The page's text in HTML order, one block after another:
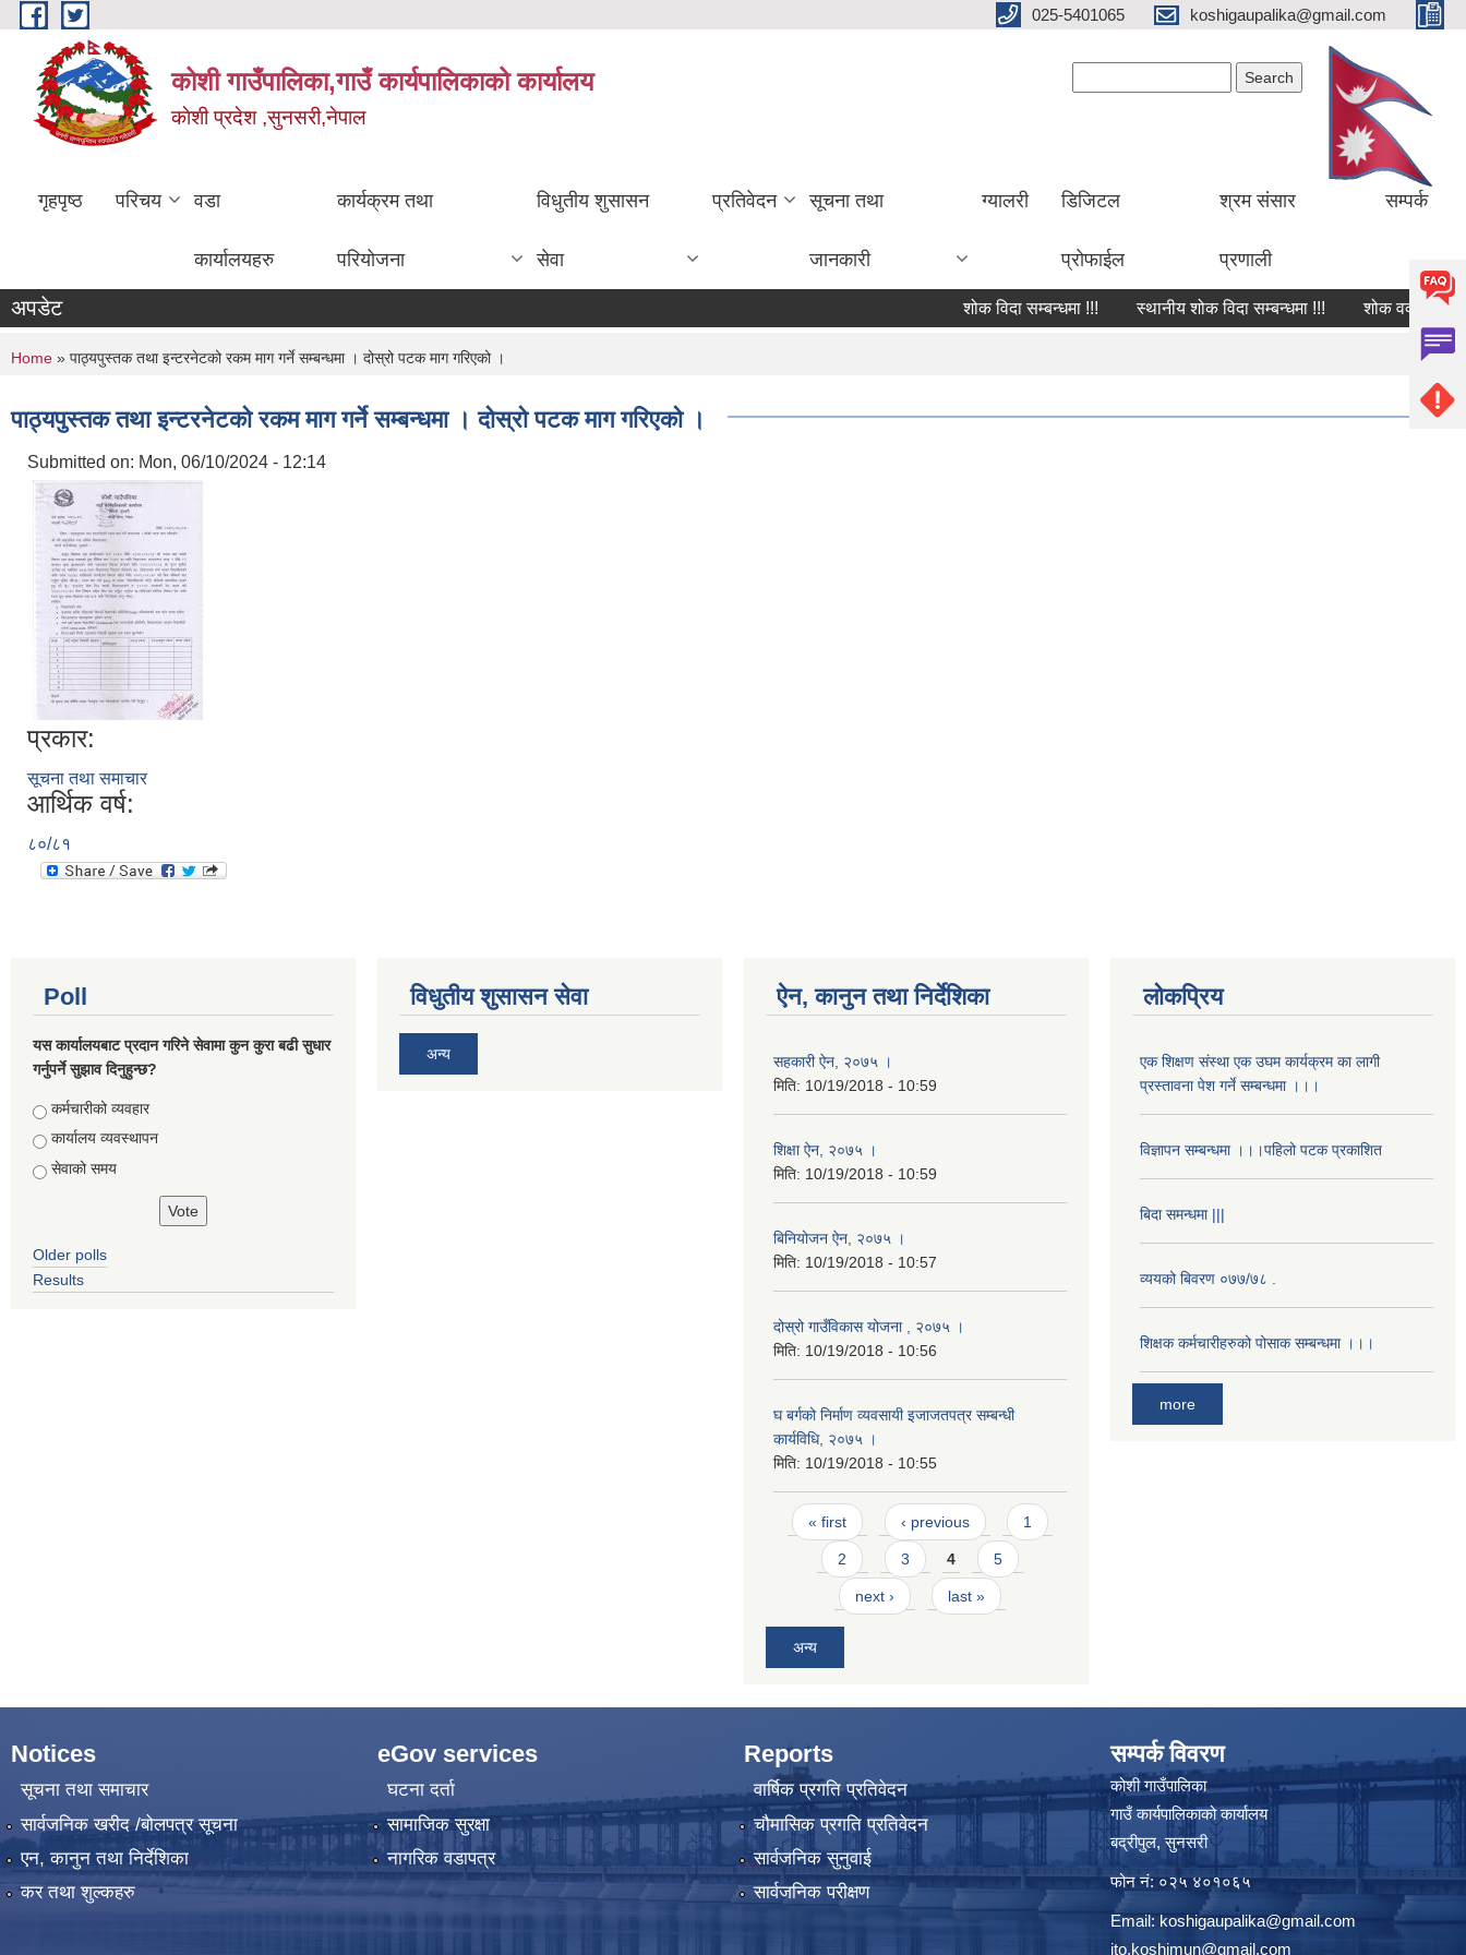
Skip to main content 025-5401065 koshigaupalika@gmail.com
कोशी गाउँपालिका,गाउँ कार्यपालिकाको कार्यालय
काेशी प्रदेश ,सुनसरी,नेपाल
गृहपृष्ठ परिचय वडा
कार्यालयहरु
कार्यक्रम तथा
परियोजना
विधुतीय शुसासन
सेवा
प्रतिवेदन सूचना तथा
जानकारी
ग्यालरी डिजिटल
प्रोफाईल
श्रम संसार
प्रणाली
सम्पर्क
अपडेट शोक विदा सम्बन्धमा !!! स्थानीय शोक विदा सम्बन्धमा !!! शोक वक्तव्य
You are here
Home » पाठ्यपुस्तक तथा इन्टरनेटको रकम माग गर्ने सम्बन्धमा । दोस्रो पटक माग गरिएको ।
पाठ्यपुस्तक तथा इन्टरनेटको रकम माग गर्ने सम्बन्धमा । दोस्रो पटक माग गरिएको ।
Submitted on: Mon, 06/10/2024 - 12:14
प्रकार:
सूचना तथा समाचार
आर्थिक वर्ष:
८०/८१
Poll
यस कार्यालयबाट प्रदान गरिने सेवामा कुन कुरा बढी सुधार
गर्नुपर्ने सुझाव दिनुहुन्छ?
Choices
कर्मचारीको व्यवहार
कार्यालय व्यवस्थापन
सेवाको समय
Older polls
Results
विधुतीय शुसासन सेवा
अन्य
ऐन, कानुन तथा निर्देशिका
सहकारी ऐन, २०७५ ।
मिति: 10/19/2018 - 10:59
शिक्षा ऐन, २०७५ ।
मिति: 10/19/2018 - 10:59
बिनियोजन ऐन, २०७५ ।
मिति: 10/19/2018 - 10:57
दोस्रो गाउँविकास योजना , २०७५ ।
मिति: 10/19/2018 - 10:56
घ बर्गको निर्माण व्यवसायी इजाजतपत्र सम्बन्धी
कार्यविधि, २०७५ ।
मिति: 10/19/2018 - 10:55
Pages
« first ‹ previous 1
2 3 4 5
next › last »
अन्य
लोकप्रिय
एक शिक्षण संस्था एक उघम कार्यक्रम का लागी
प्रस्तावना पेश गर्ने सम्बन्धमा ।।।
विज्ञापन सम्बन्धमा ।।।पहिलो पटक प्रकाशित
बिदा समन्धमा |||
व्ययको बिवरण ०७७/७८ .
शिक्षक कर्मचारीहरुको पोसाक सम्बन्धमा ।।।
more
Notices
सूचना तथा समाचार
सार्वजनिक खरीद /बोलपत्र सूचना
एन, कानुन तथा निर्देशिका
कर तथा शुल्कहरु
eGov services
घटना दर्ता
सामाजिक सुरक्षा
नागरिक वडापत्र
Reports
वार्षिक प्रगति प्रतिवेदन
चौमासिक प्रगति प्रतिवेदन
सार्वजनिक सुनुवाई
सार्वजनिक परीक्षण
सम्पर्क विवरण
कोशी गाउँपालिका
गाउँ कार्यपालिकाको कार्यालय
बद्रीपुल, सुनसरी
फोन नं: ०२५ ४०१०६५
Email: koshigaupalika@gmail.com
ito.koshimun@gmail.com